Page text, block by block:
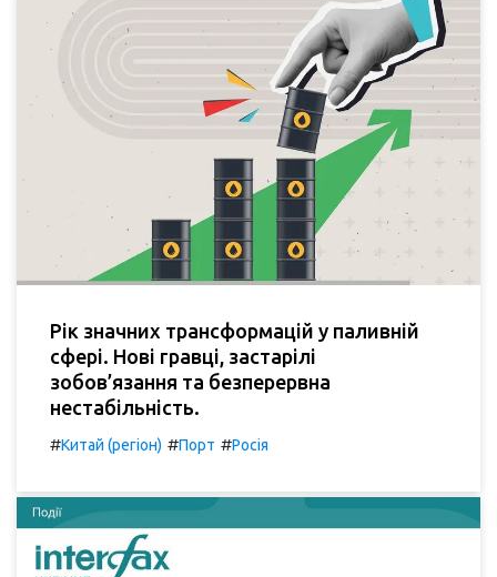
Рік значних трансформацій у паливній
сфері. Нові гравці, застарілі
зобов’язання та безперервна
нестабільність.
#Китай (регіон) #Порт #Росія